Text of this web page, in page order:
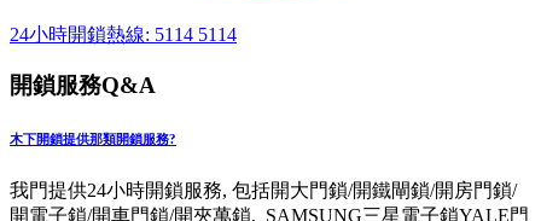
24小時開鎖熱線: 5114 5114
開鎖服務Q&A
木下開鎖提供那類開鎖服務?
我門提供24小時開鎖服務, 包括開大門鎖/開鐵閘鎖/開房門鎖/
開電子鎖/開車門鎖/開夾萬鎖, SAMSUNG三星電子鎖YALE門